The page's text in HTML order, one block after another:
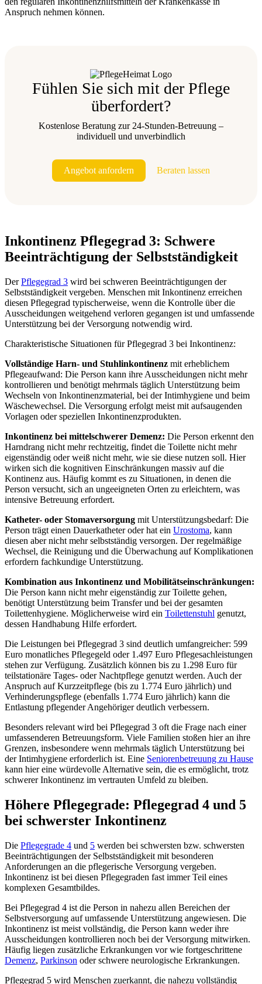
Anspruch nehmen können.
Fühlen Sie sich mit der Pflege
überfordert?
Kostenlose Beratung zur 24-Stunden-Betreuung –
individuell und unverbindlich
Angebot anfordern Beraten lassen
Inkontinenz Pflegegrad 3: Schwere
Beeinträchtigung der Selbstständigkeit
DerPflegegrad 3 wird bei schweren Beeinträchtigungen der
Selbstständigkeit vergeben. Menschen mit Inkontinenz erreichen
diesen Pflegegrad typischerweise, wenn die Kontrolle über die
Ausscheidungen weitgehend verloren gegangen ist und umfassende
Unterstützung bei der Versorgung notwendig wird.
Charakteristische Situationen für Pflegegrad 3 bei Inkontinenz:
Vollständige Harn- und Stuhlinkontinenz mit erheblichem
Pflegeaufwand: Die Person kann ihre Ausscheidungen nicht mehr
kontrollieren und benötigt mehrmals täglich Unterstützung beim
Wechseln von Inkontinenzmaterial, bei der Intimhygiene und beim
Wäschewechsel. Die Versorgung erfolgt meist mit aufsaugenden
Vorlagen oder speziellen Inkontinenzprodukten.
Inkontinenz bei mittelschwerer Demenz: Die Person erkennt den
Harndrang nicht mehr rechtzeitig, findet die Toilette nicht mehr
eigenständig oder weiß nicht mehr, wie sie diese nutzen soll. Hier
wirken sich die kognitiven Einschränkungen massiv auf die
Kontinenz aus. Häufig kommt es zu Situationen, in denen die
Person versucht, sich an ungeeigneten Orten zu erleichtern, was
intensive Betreuung erfordert.
Katheter- oder Stomaversorgung mit Unterstützungsbedarf: Die
Person trägt einen Dauerkatheter oder hat ein Urostoma, kann
diesen aber nicht mehr selbstständig versorgen. Der regelmäßige
Wechsel, die Reinigung und die Überwachung auf Komplikationen
erfordern fachkundige Unterstützung.
Kombination aus Inkontinenz und Mobilitätseinschränkungen:
Die Person kann nicht mehr eigenständig zur Toilette gehen,
benötigt Unterstützung beim Transfer und bei der gesamten
Toilettenhygiene. Möglicherweise wird ein Toilettenstuhl genutzt,
dessen Handhabung Hilfe erfordert.
Die Leistungen bei Pflegegrad 3 sind deutlich umfangreicher: 599
Euro monatliches Pflegegeld oder 1.497 Euro Pflegesachleistungen
stehen zur Verfügung. Zusätzlich können bis zu 1.298 Euro für
teilstationäre Tages- oder Nachtpflege genutzt werden. Auch der
Anspruch auf Kurzzeitpflege (bis zu 1.774 Euro jährlich) und
Verhinderungspflege (ebenfalls 1.774 Euro jährlich) kann die
Entlastung pflegender Angehöriger deutlich verbessern.
Besonders relevant wird bei Pflegegrad 3 oft die Frage nach einer
umfassenderen Betreuungsform. Viele Familien stoßen hier an ihre
Grenzen, insbesondere wenn mehrmals täglich Unterstützung bei
der Intimhygiene erforderlich ist. Eine Seniorenbetreuung zu Hause
kann hier eine würdevolle Alternative sein, die es ermöglicht, trotz
schwerer Inkontinenz im vertrauten Umfeld zu bleiben.
Höhere Pflegegrade: Pflegegrad 4 und 5
bei schwerster Inkontinenz
Die Pflegegrade 4 und 5 werden bei schwersten bzw. schwersten
Beeinträchtigungen der Selbstständigkeit mit besonderen
Anforderungen an die pflegerische Versorgung vergeben.
Inkontinenz ist bei diesen Pflegegraden fast immer Teil eines
komplexen Gesamtbildes.
Bei Pflegegrad 4 ist die Person in nahezu allen Bereichen der
Selbstversorgung auf umfassende Unterstützung angewiesen. Die
Inkontinenz ist meist vollständig, die Person kann weder ihre
Ausscheidungen kontrollieren noch bei der Versorgung mitwirken.
Häufig liegen zusätzliche Erkrankungen vor wie fortgeschrittene
Demenz, Parkinson oder schwere neurologische Erkrankungen.
Pflegegrad 5 wird Menschen zuerkannt, die nahezu vollständig